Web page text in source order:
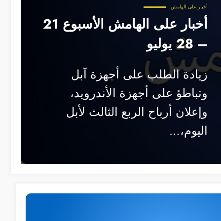
أخبار على الهامش
أخبار على الهامش الأسبوع 21
– 28 يوليو
زيادة الطلب على أجهزة آبل
وتباطؤ على أجهزة الأندرويد،
وإعلان أرباح الربع الثالث لأبل
اليوم،…